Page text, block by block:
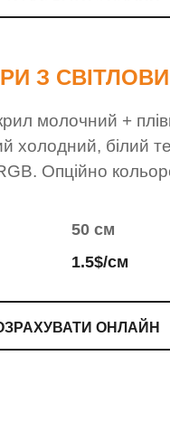
З
молочний +
холодний, білий
Опційно
50 см
1.5$/см
ОНЛАЙН